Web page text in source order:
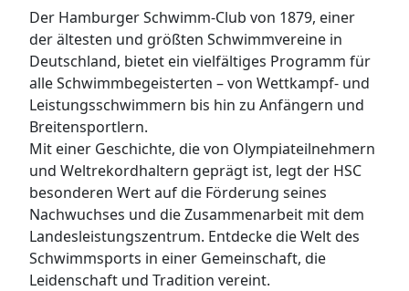
Der Hamburger Schwimm-Club von 1879, einer
der ältesten und größten Schwimmvereine in
Deutschland, bietet ein vielfältiges Programm für
alle Schwimmbegeisterten – von Wettkampf- und
Leistungsschwimmern bis hin zu Anfängern und
Breitensportlern.
Mit einer Geschichte, die von Olympiateilnehmern
und Weltrekordhaltern geprägt ist, legt der HSC
besonderen Wert auf die Förderung seines
Nachwuchses und die Zusammenarbeit mit dem
Landesleistungszentrum. Entdecke die Welt des
Schwimmsports in einer Gemeinschaft, die
Leidenschaft und Tradition vereint.